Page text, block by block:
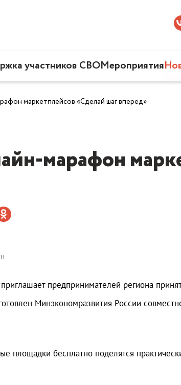
участников СВОМероприятия
маркетплейсов «Сделай шаг вперед»
марафон
предпринимателей региона
Минэкономразвития России
площадки бесплатно поделятся